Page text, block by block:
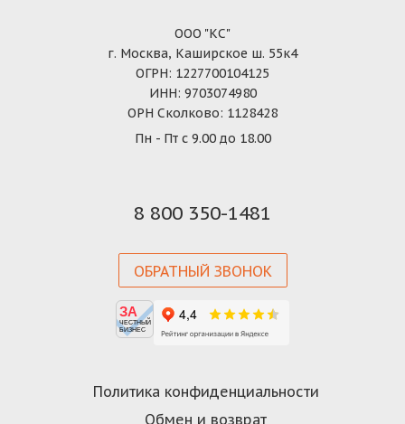
ООО "КС"
г. Москва, Каширское ш. 55к4
ОГРН: 1227700104125
ИНН: 9703074980
ОРН Сколково: 1128428
Пн - Пт с 9.00 до 18.00
Политика конфиденциальности
Обмен и возврат
8 800 350-1481
ОБРАТНЫЙ ЗВОНОК
ЗА
ЧЕСТНЫЙ
БИЗНЕС